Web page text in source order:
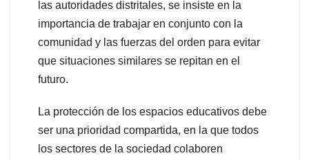
las autoridades distritales, se insiste en la
importancia de trabajar en conjunto con la
comunidad y las fuerzas del orden para evitar
que situaciones similares se repitan en el
futuro.
La protección de los espacios educativos debe
ser una prioridad compartida, en la que todos
los sectores de la sociedad colaboren